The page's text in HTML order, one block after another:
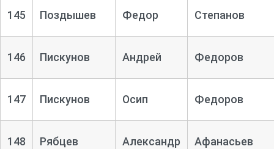
145 Поздышев Федор Степанов
146 Пискунов Андрей Федоров
147 Пискунов Осип Федоров
148 Рябцев Александр Афанасьев